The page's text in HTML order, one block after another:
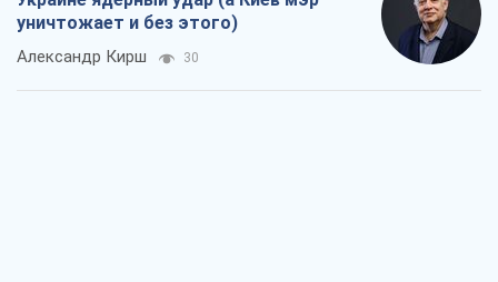
уничтожает и без этого)
Александр Кирш 30